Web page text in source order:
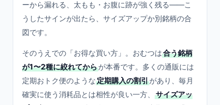
ーから漏れる、太もも・お腹に跡が強く残る——こ
うしたサインが出たら、サイズアップか別銘柄の合
図です。
そのうえでの「お得な買い方」。おむつは合う銘柄
が1〜2種に絞れてからが本番です。多くの通販には
定期おトク便のような定期購入の割引があり、毎月
確実に使う消耗品とは相性が良い一方、
サイズアッ